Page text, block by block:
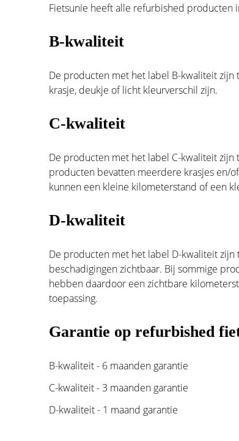
Fietsunie heeft alle refurbished producten
B-kwaliteit
De producten met het label B-kwaliteit zijn
krasje, deukje of licht kleurverschil zijn.
C-kwaliteit
De producten met het label C-kwaliteit
producten bevatten meerdere krasjes en/
kunnen een kleine kilometerstand of een
D-kwaliteit
De producten met het label D-kwaliteit
beschadigingen zichtbaar. Bij sommige
hebben daardoor een zichtbare
toepassing.
Garantie op refurbished
B-kwaliteit - 6 maanden garantie
C-kwaliteit - 3 maanden garantie
D-kwaliteit - 1 maand garantie